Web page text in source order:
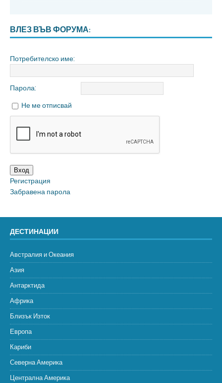
ВЛЕЗ ВЪВ ФОРУМА:
Потребителско име:
Парола:
Не ме отписвай
Вход
Регистрация
Забравена парола
ДЕСТИНАЦИИ
Австралия и Океания
Азия
Антарктида
Африка
Близък Изток
Европа
Кариби
Северна Америка
Централна Америка